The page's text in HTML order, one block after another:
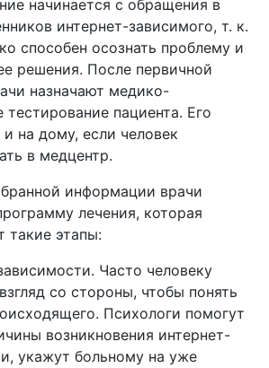
начинается с обращения в
интернет-зависимого, т. к.
способен осознать проблему и
решения. После первичной
назначают медико-
тестирование пациента. Его
на дому, если человек
в медцентр.
информации врачи
лечения, которая
такие этапы:
Часто человеку
со стороны, чтобы понять
Психологи помогут
возникновения интернет-
укажут больному на уже